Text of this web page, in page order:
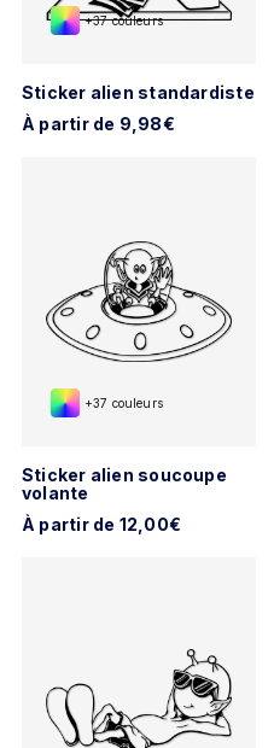
+37 couleurs
Sticker alien standardiste
À partir de 9,98€
+37 couleurs
Sticker alien soucoupe
volante
À partir de 12,00€